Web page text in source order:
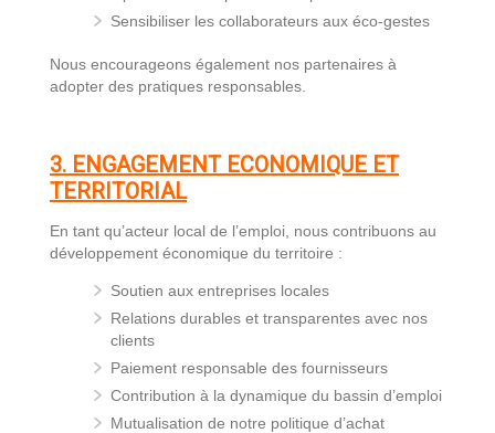
Sensibiliser les collaborateurs aux éco-gestes
Nous encourageons également nos partenaires à
adopter des pratiques responsables.
3. ENGAGEMENT ECONOMIQUE ET
TERRITORIAL
En tant qu’acteur local de l’emploi, nous contribuons au
développement économique du territoire :
Soutien aux entreprises locales
Relations durables et transparentes avec nos
clients
Paiement responsable des fournisseurs
Contribution à la dynamique du bassin d’emploi
Mutualisation de notre politique d’achat